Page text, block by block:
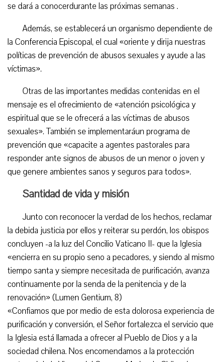
se dará a conocerdurante las próximas semanas .
Además, se establecerá un organismo dependiente de
la Conferencia Episcopal, el cual «oriente y dirija nuestras
políticas de prevención de abusos sexuales y ayude a las
víctimas».
Otras de las importantes medidas contenidas en el
mensaje es el ofrecimiento de «atención psicológica y
espiritual que se le ofrecerá a las víctimas de abusos
sexuales». También se implementaráun programa de
prevención que «capacite a agentes pastorales para
responder ante signos de abusos de un menor o joven y
que genere ambientes sanos y seguros para todos».
Santidad de vida y misión
Junto con reconocer la verdad de los hechos, reclamar
la debida justicia por ellos y reiterar su perdón, los obispos
concluyen -a la luz del Concilio Vaticano II- que la Iglesia
«encierra en su propio seno a pecadores, y siendo al mismo
tiempo santa y siempre necesitada de purificación, avanza
continuamente por la senda de la penitencia y de la
renovación» (Lumen Gentium, 8)
«Confiamos que por medio de esta dolorosa experiencia de
purificación y conversión, el Señor fortalezca el servicio que
la Iglesia está llamada a ofrecer al Pueblo de Dios y a la
sociedad chilena. Nos encomendamos a la protección